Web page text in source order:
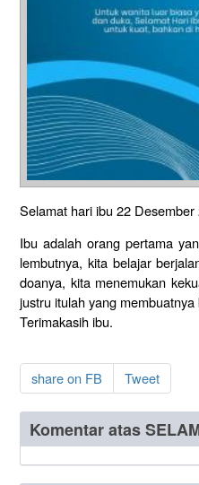
Selamat hari ibu 22 Desember
Ibu adalah orang pertama
lembutnya, kita belajar
doanya, kita menemukan
justru itulah yang
Terimakasih ibu.
share on FB Tweet
Komentar atas